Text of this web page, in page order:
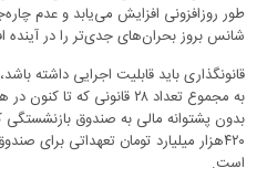
طور روزافزونی افزایش می‌یابد و عدم
شانس بروز بحران‌های جدی‌تر را در
قانونگذاری باید قابلیت اجرایی داشته
به مجموع تعداد ٢٨ قانونی
بدون پشتوانه مالی به صندوق
۴٢٠هزار میلیارد تومان تعهداتی برای
است.